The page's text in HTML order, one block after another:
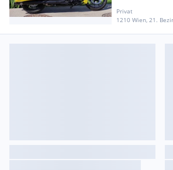
Privat
1210 Wien, 21.